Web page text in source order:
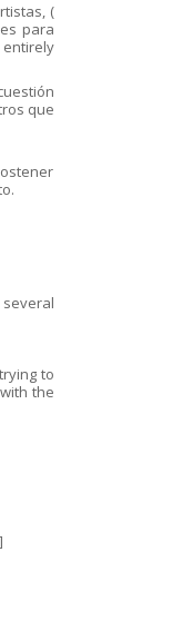
(
para
entirely
que
to
the